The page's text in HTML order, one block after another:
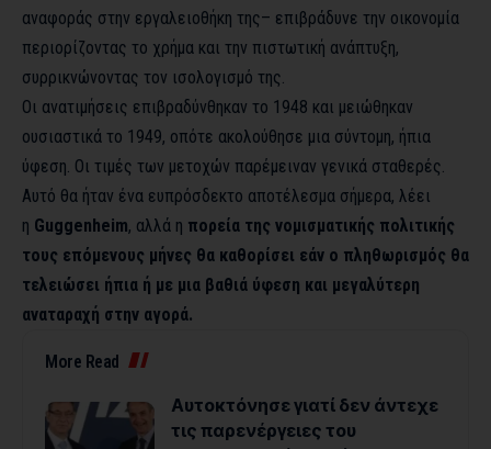
αναφοράς στην εργαλειοθήκη της– επιβράδυνε την οικονομία
περιορίζοντας το χρήμα και την πιστωτική ανάπτυξη,
συρρικνώνοντας τον ισολογισμό της.
Οι ανατιμήσεις επιβραδύνθηκαν το 1948 και μειώθηκαν
ουσιαστικά το 1949, οπότε ακολούθησε μια σύντομη, ήπια
ύφεση. Οι τιμές των μετοχών παρέμειναν γενικά σταθερές.
Αυτό θα ήταν ένα ευπρόσδεκτο αποτέλεσμα σήμερα, λέει
η Guggenheim, αλλά η πορεία της νομισματικής πολιτικής
τους επόμενους μήνες θα καθορίσει εάν ο πληθωρισμός θα
τελειώσει ήπια ή με μια βαθιά ύφεση και μεγαλύτερη
αναταραχή στην αγορά.
More Read
Αυτοκτόνησε γιατί δεν άντεχε
τις παρενέργειες του